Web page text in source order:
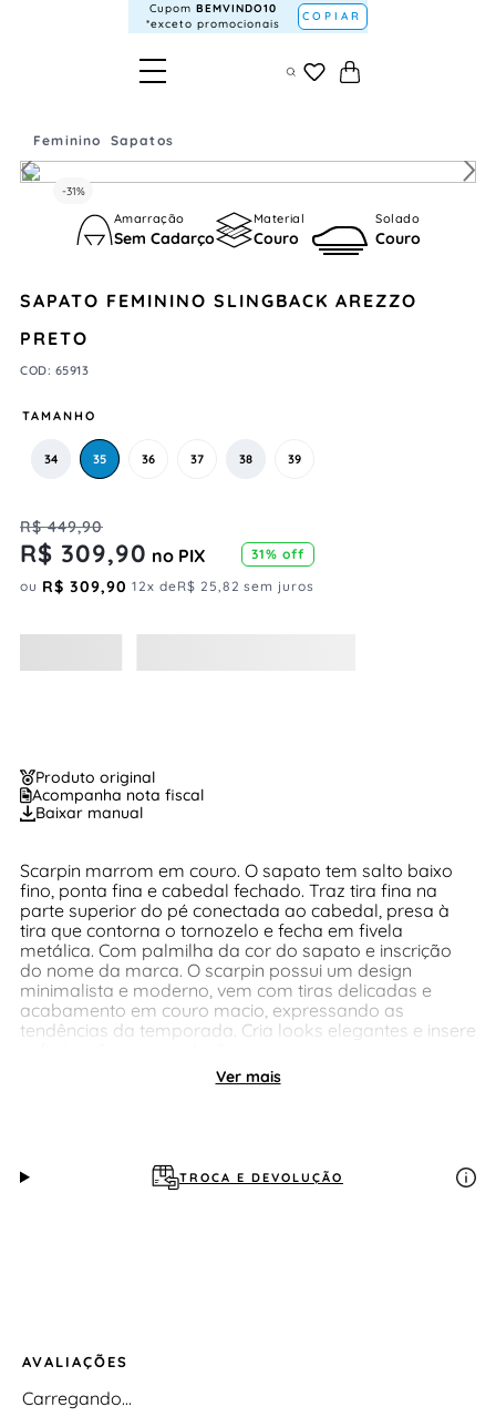
Cupom BEMVINDO10
*exceto promocionais
COPIAR
Feminino Sapatos
-31%
Amarração
Sem Cadarço
Material
Couro
Solado
Couro
SAPATO FEMININO SLINGBACK AREZZO
PRETO
COD: 65913
TAMANHO
34 35 36 37 38 39
R$ 449,90
R$ 309,90 no PIX 31% off
ou R$ 309,90 12x deR$ 25,82 sem juros
Produto original
Acompanha nota fiscal
Baixar manual
Scarpin marrom em couro. O sapato tem salto baixo
fino, ponta fina e cabedal fechado. Traz tira fina na
parte superior do pé conectada ao cabedal, presa à
tira que contorna o tornozelo e fecha em fivela
metálica. Com palmilha da cor do sapato e inscrição
do nome da marca. O scarpin possui um design
minimalista e moderno, vem com tiras delicadas e
acabamento em couro macio, expressando as
tendências da temporada. Cria looks elegantes e insere
Ver mais
TROCA E DEVOLUÇÃO
AVALIAÇÕES
Carregando…